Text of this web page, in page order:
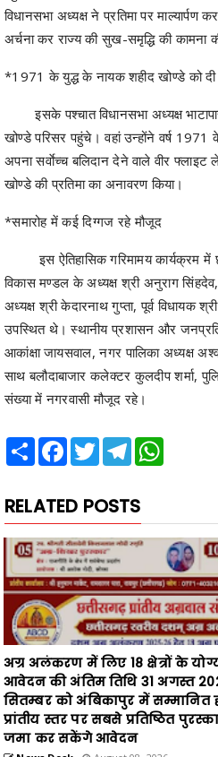
*1971 के युद्ध के नायक शहीद खोण्डे को दी
खोण्डे परिसर पहुंचे। वहां उन्होंने वर्ष 1971
अपना सर्वाेच्च बलिदान देने वाले वीर
खोण्डे की प्रतिमा का अनावरण किया।
*समारोह में कई दिग्गज रहे मौजूद
विकास मण्डल के अध्यक्ष श्री अनुराग
अध्यक्ष श्री केदारनाथ गुप्ता, पूर्व विधायक
उपस्थित थे। स्थानीय प्रशासन और
आकांक्षा जायसवाल, नगर पालिका अध्यक्ष
साथ बलौदाबाजार कलेक्टर कुलदीप शर्मा,
संख्या में नगरवासी मौजूद रहे।
ShareFacebook
TwitterTelegram
RELATED POSTS
अग्र अलंकरण में लिए 18 क्षेत्रों के
आवेदन की अंतिम तिथि 31 अगस्त
सितम्बर को अंबिकापुर में सम्मानित
प्रांतीय स्तर पर सबसे प्रतिष्ठित
जमा कर सकेंगे आवेदन
News Desk August 08, 2026